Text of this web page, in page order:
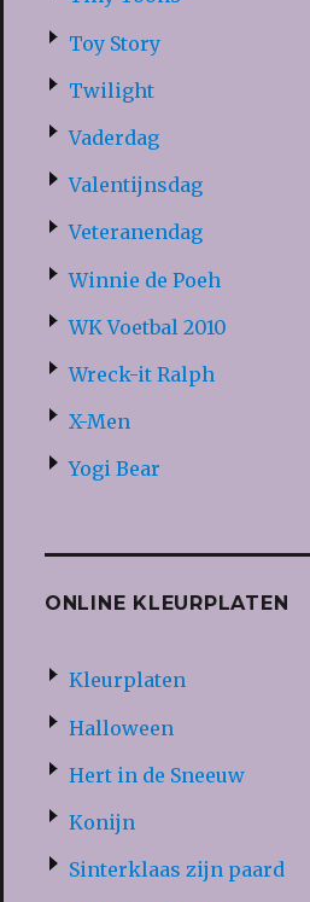
Toy Story
Twilight
Vaderdag
Valentijnsdag
Veteranendag
Winnie de Poeh
WK Voetbal 2010
Wreck-it Ralph
X-Men
Yogi Bear
ONLINE KLEURPLATEN
Kleurplaten
Halloween
Hert in de Sneeuw
Konijn
Sinterklaas zijn paard